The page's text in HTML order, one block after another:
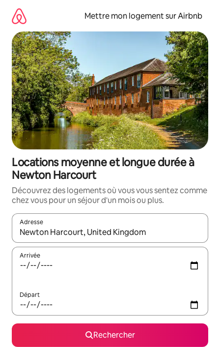
directement
contenu
Mettre mon logement sur Airbnb
Locations moyenne et longue durée à
Newton Harcourt
Découvrez des logements où vous vous sentez comme
chez vous pour un séjour d'un mois ou plus.
Adresse
Lorsque les résultats s'affichent, utilisez les flèches vers le
Arrivée
Départ
Rechercher